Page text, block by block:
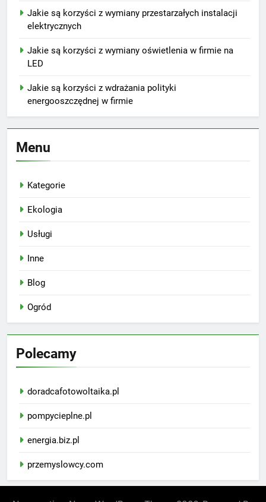
Jakie są korzyści z wymiany przestarzałych instalacji
elektrycznych
Jakie są korzyści z wymiany oświetlenia w firmie na
LED
Jakie są korzyści z wdrażania polityki
energooszczędnej w firmie
Menu
Kategorie
Ekologia
Usługi
Inne
Blog
Ogród
Polecamy
doradcafotowoltaika.pl
pompycieplne.pl
energia.biz.pl
przemyslowcy.com